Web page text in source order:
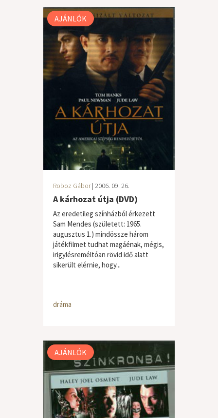
AJÁNLÓK
Roboz Gábor| 2006. 09. 26.
A kárhozat útja (DVD)
Az eredetileg színházból érkezett
Sam Mendes (született: 1965.
augusztus 1.) mindössze három
játékfilmet tudhat magáénak, mégis,
irigylésreméltóan rövid idő alatt
sikerült elérnie, hogy...
dráma
AJÁNLÓK